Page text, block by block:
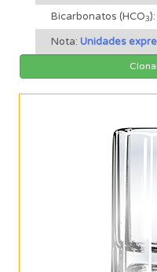
Bicarbonatos (HCO3):
Nota: Unidades